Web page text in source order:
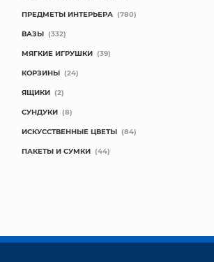
ПРЕДМЕТЫ ИНТЕРЬЕРА (780)
ВАЗЫ (332)
МЯГКИЕ ИГРУШКИ (39)
КОРЗИНЫ (24)
ЯЩИКИ (2)
СУНДУКИ (8)
ИСКУССТВЕННЫЕ ЦВЕТЫ (84)
ПАКЕТЫ И СУМКИ (44)